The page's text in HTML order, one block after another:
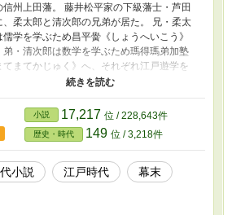
信州上田藩。 藤井松平家の下級藩士・芦田
、柔太郎と清次郎の兄弟が居た。 兄・柔太
儒学を学ぶため昌平黌《しょうへいこう》
弟・清次郎は数学を学ぶため瑪得瑪弟加塾
てまてかじゅく》へ、それぞれ江戸遊学を
。 嘉永6年（1853年）、兄弟は十日の休暇
って、浦賀まで「黒船の大きさを測定す
ための旅に向かう。 品川宿で待ち合わせを
兄弟であったが、弟・清次郎は約束の時間
にはやってこなかった。 時は経ち――。
柔太郎は学問を終えて帰郷し、藩校で教鞭
るようになった。 遅れて一時帰郷した清次
ったが、藩命による出仕を拒み、遊学の延
望んでいた。 ---------- 幕末期の兵学者・赤松
小説 17,217 位 / 228,643件
歴史・時代 149 位 / 3,218件
小説 江戸時代
幕末